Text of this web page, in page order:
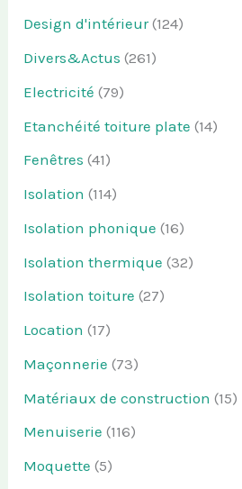
Design d'intérieur(124)
Divers&Actus (261)
Electricité (79)
Etanchéité toiture plate (14)
Fenêtres (41)
Isolation (114)
Isolation phonique (16)
Isolation thermique (32)
Isolation toiture (27)
Location (17)
Maçonnerie (73)
Matériaux de construction (15)
Menuiserie (116)
Moquette (5)